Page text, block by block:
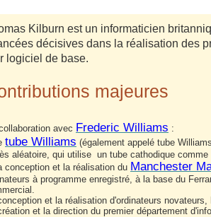
Kilburn est un informaticien
décisives dans la réalisation des
logiciel de base.
majeures
avec Frederic Williams :
tube Williams (également appelé tube
aléatoire, qui utilise un tube cathodique comme
conception et la réalisation du Manchester
à programme enregistré, à la base du
et la réalisation d'ordinateurs
et la direction du premier département